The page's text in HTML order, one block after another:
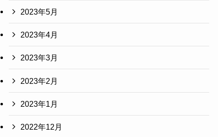
2023年5月
2023年4月
2023年3月
2023年2月
2023年1月
2022年12月